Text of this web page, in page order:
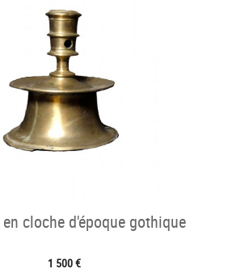
cloche d'époque gothique
1 500 €